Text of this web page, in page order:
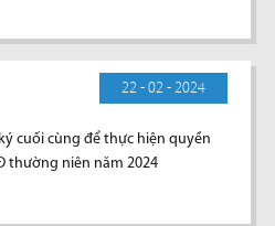
22 - 02 - 2024
cuối cùng để thực hiện quyền
thường niên năm 2024